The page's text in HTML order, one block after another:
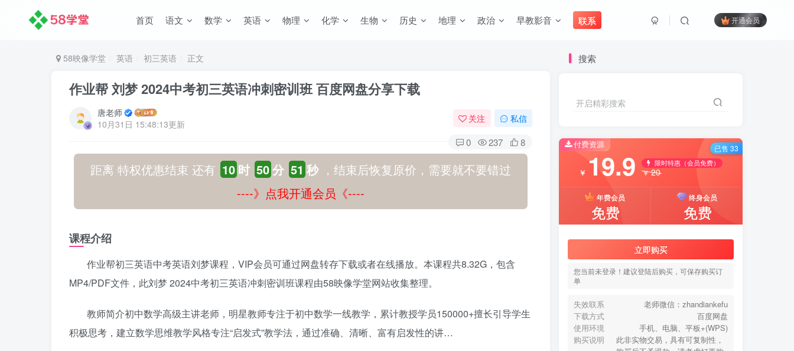
首页 语文 数学 英语 物理 化学 生物 历史 地理 政治 早教影音 联系 开通会员
58映像学堂 英语 初三英语 正文
作业帮 刘梦 2024中考初三英语冲刺密训班 百度网盘分享下载
唐老师
10月31日 15:48:13更新
关注 私信
0 237 8
距离 特权优惠结束 还有 10 时 50分 50 秒，结束后恢复原价，需要就不要错过
----》点我开通会员《----
课程介绍
作业帮初三英语中考英语刘梦课程，VIP会员可通过网盘转存下载或者在线播放。本课程共8.32G，包含
MP4/PDF文件，此刘梦 2024中考初三英语冲刺密训班课程由58映像学堂网站收集整理。
教师简介初中数学高级主讲老师，明星教师专注于初中数学一线教学，累计教授学员150000+擅长引导学生
积极思考，建立数学思维教学风格专注“启发式”教学法，通过准确、清晰、富有启发性的讲…
搜索
开启精彩搜索
付费资源
￥ 19.9 限时特惠（会员免费）
￥20
年费会员
免费
终身会员
免费
立即购买
您当前未登录！建议登陆后购买，可保存购买订
单
失效联系
老师微信：zhandiankefu
下载方式
百度网盘
使用环境
手机、电脑、平板+(WPS)
购买说明
此非实物交易，具有可复制性，
已售 33